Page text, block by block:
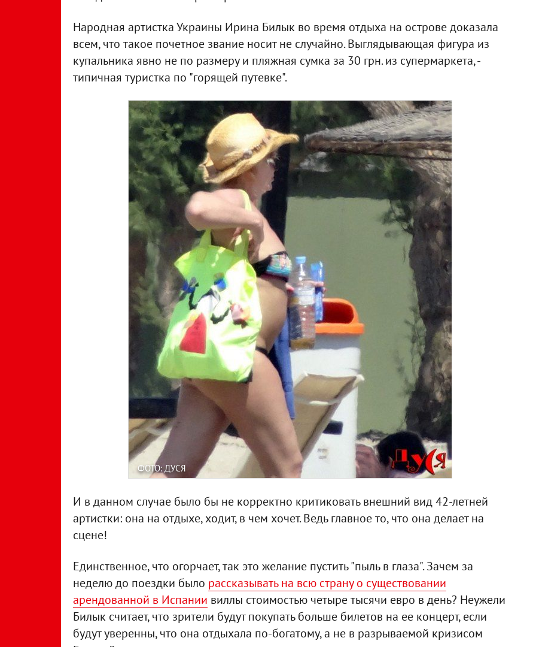
Народная артистка Украины Ирина Билык во время отдыха на острове доказала
всем, что такое почетное звание носит не случайно. Выглядывающая фигура из
купальника явно не по размеру и пляжная сумка за 30 грн. из супермаркета, -
типичная туристка по "горящей путевке".
ФОТО: ДУСЯ
И в данном случае было бы не корректно критиковать внешний вид 42-летней
артистки: она на отдыхе, ходит, в чем хочет. Ведь главное то, что она делает на
сцене!
Единственное, что огорчает, так это желание пустить "пыль в глаза". Зачем за
неделю до поездки было рассказывать на всю страну о существовании
арендованной в Испании виллы стоимостью четыре тысячи евро в день? Неужели
Билык считает, что зрители будут покупать больше билетов на ее концерт, если
будут уверенны, что она отдыхала по-богатому, а не в разрываемой кризисом